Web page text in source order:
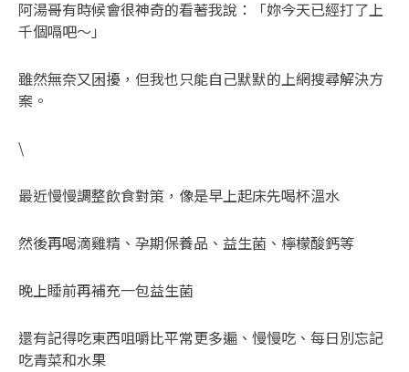
阿湯哥有時候會很神奇的看著我說：「妳今天已經打了上
千個嗝吧～」
雖然無奈又困擾，但我也只能自己默默的上網搜尋解決方
案。
\
最近慢慢調整飲食對策，像是早上起床先喝杯溫水
然後再喝滴雞精、孕期保養品、益生菌、檸檬酸鈣等
晚上睡前再補充一包益生菌
還有記得吃東西咀嚼比平常更多遍、慢慢吃、每日別忘記
吃青菜和水果